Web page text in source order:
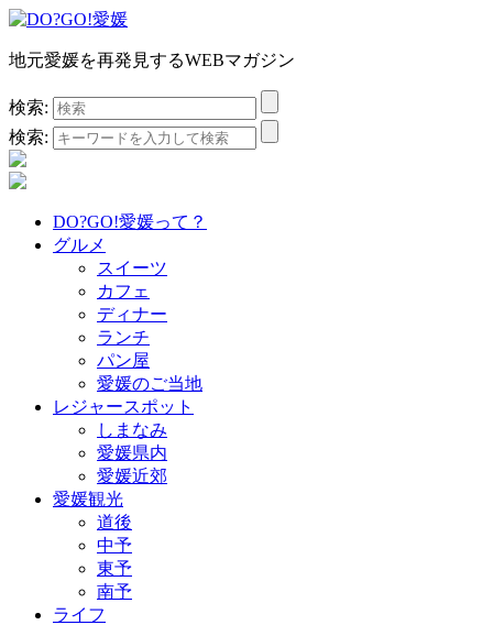
地元愛媛を再発見するWEBマガジン
検索:
検索:
DO?GO!愛媛って？
グルメ
スイーツ
カフェ
ディナー
ランチ
パン屋
愛媛のご当地
レジャースポット
しまなみ
愛媛県内
愛媛近郊
愛媛観光
道後
中予
東予
南予
ライフ